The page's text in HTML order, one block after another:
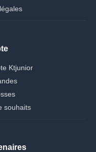
Ktjunior
souhaits